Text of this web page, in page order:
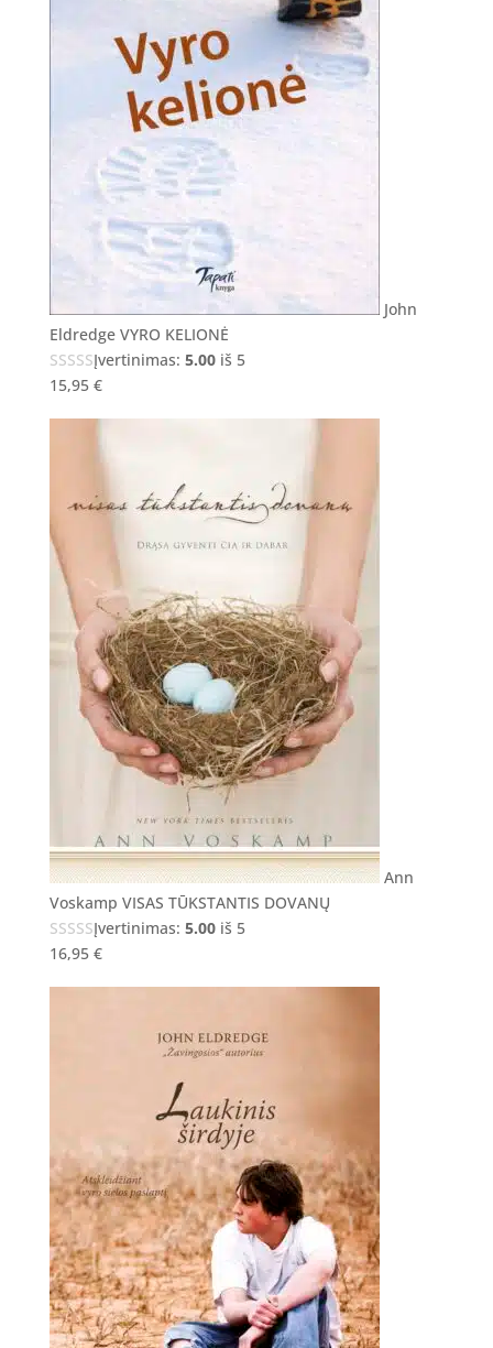
John
Eldredge VYRO KELIONĖ
Įvertinimas: 5.00iš 5
15,95 €
Ann
Voskamp VISAS TŪKSTANTIS DOVANŲ
Įvertinimas: 5.00iš 5
16,95 €